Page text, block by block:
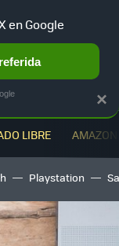
LIBRE
Playstation
×
en Google